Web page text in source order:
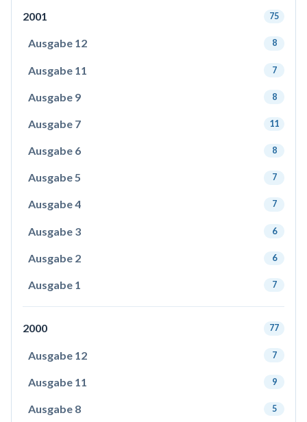
2001 75
Ausgabe 12 8
Ausgabe 11 7
Ausgabe 9 8
Ausgabe 7 11
Ausgabe 6 8
Ausgabe 5 7
Ausgabe 4 7
Ausgabe 3 6
Ausgabe 2 6
Ausgabe 1 7
2000 77
Ausgabe 12 7
Ausgabe 11 9
Ausgabe 8 5